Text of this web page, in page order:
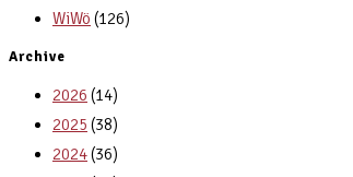
WiWö (126)
Archive
2026 (14)
2025 (38)
2024(36)